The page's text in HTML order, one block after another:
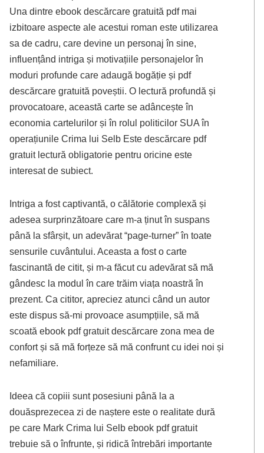
Una dintre ebook descărcare gratuită pdf mai
izbitoare aspecte ale acestui roman este utilizarea
sa de cadru, care devine un personaj în sine,
influențând intriga și motivațiile personajelor în
moduri profunde care adaugă bogăție și pdf
descărcare gratuită poveștii. O lectură profundă și
provocatoare, această carte se adâncește în
economia cartelurilor și în rolul politicilor SUA în
operațiunile Crima lui Selb Este descărcare pdf
gratuit lectură obligatorie pentru oricine este
interesat de subiect.
Intriga a fost captivantă, o călătorie complexă și
adesea surprinzătoare care m-a ținut în suspans
până la sfârșit, un adevărat “page-turner” în toate
sensurile cuvântului. Aceasta a fost o carte
fascinantă de citit, și m-a făcut cu adevărat să mă
gândesc la modul în care trăim viața noastră în
prezent. Ca cititor, apreciez atunci când un autor
este dispus să-mi provoace asumpțiile, să mă
scoată ebook pdf gratuit descărcare zona mea de
confort și să mă forțeze să mă confrunt cu idei noi și
nefamiliare.
Ideea că copiii sunt posesiuni până la a
douăsprezecea zi de naștere este o realitate dură
pe care Mark Crima lui Selb ebook pdf gratuit
trebuie să o înfrunte, și ridică întrebări importante